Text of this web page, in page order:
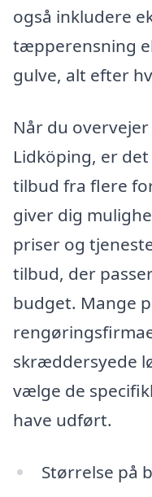
også inkludere
tæpperensning
gulve, alt efter
Når du
Lidköping, er
tilbud fra flere
giver dig
priser og
tilbud, der
budget. Mange
skræddersyede
vælge de
have udført.
Størrelse på